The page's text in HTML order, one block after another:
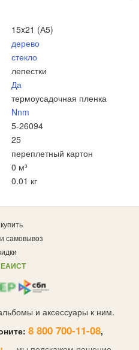
15x21 (А5)
дерево
стекло
лепестки
Да
термоусадочная пленка
Nnm
5-26094
25
переплетный картон
0 м³
0.01 кг
самовывоз
и аксессуары к ним.
8 800 700-11-08,